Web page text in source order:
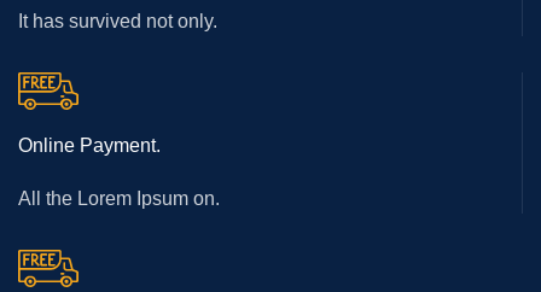
It has survived not only.
Online Payment.
All the Lorem Ipsum on.